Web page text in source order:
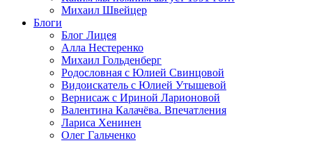
Михаил Швейцер
Блоги
Блог Лицея
Алла Нестеренко
Михаил Гольденберг
Родословная с Юлией Свинцовой
Видоискатель с Юлией Утышевой
Вернисаж с Ириной Ларионовой
Валентина Калачёва. Впечатления
Лариса Хенинен
Олег Гальченко